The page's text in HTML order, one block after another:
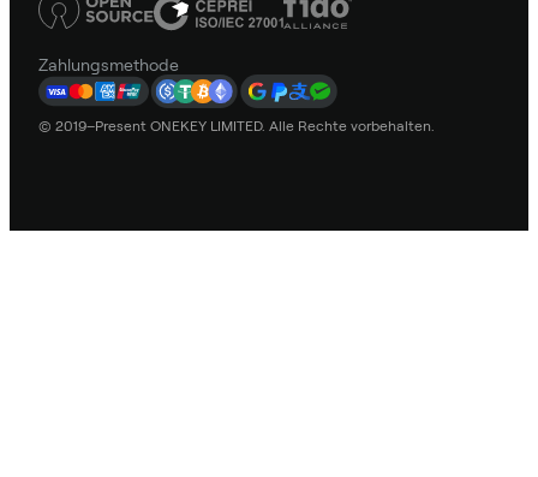
Zahlungsmethode
© 2019–Present ONEKEY LIMITED. Alle Rechte vorbehalten.